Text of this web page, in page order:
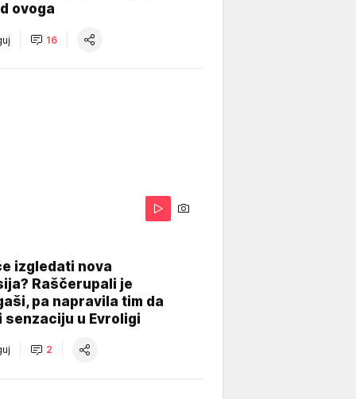
ovoga
16
izgledati nova
Raščerupali je
pa napravila tim da
senzaciju u Evroligi
2